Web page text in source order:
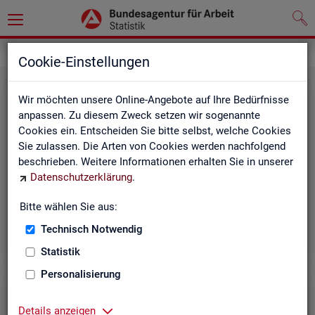
Cookie-Einstellungen
Wir möchten unsere Online-Angebote auf Ihre Bedürfnisse
anpassen. Zu diesem Zweck setzen wir sogenannte
Cookies ein. Entscheiden Sie bitte selbst, welche Cookies
Sie zulassen. Die Arten von Cookies werden nachfolgend
beschrieben. Weitere Informationen erhalten Sie in unserer
Datenschutzerklärung.
Bitte wählen Sie aus:
Technisch Notwendig
Statistik
Personalisierung
Details anzeigen
Ge­set­ze und Ver­ord­nun­gen
Die Gesetze und Verordnungen, die der Arbeit der
Statistik der BA zugrunde liegen, finden Sie hier.